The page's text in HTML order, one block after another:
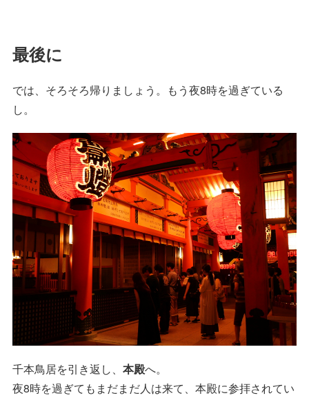
最後に
では、そろそろ帰りましょう。もう夜8時を過ぎている
し。
千本鳥居を引き返し、 本殿へ。
夜8時を過ぎてもまだまだ人は来て、本殿に参拝されてい